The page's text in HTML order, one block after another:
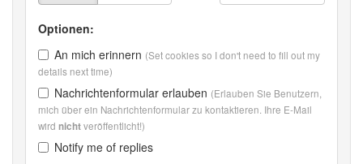
Optionen:
An mich erinnern (Set cookies so I don't need to fill out my
details next time)
Nachrichtenformular erlauben (Erlauben Sie Benutzern,
mich über ein Nachrichtenformular zu kontaktieren. Ihre E-Mail
wird nichtveröffentlicht!)
Notify me of replies